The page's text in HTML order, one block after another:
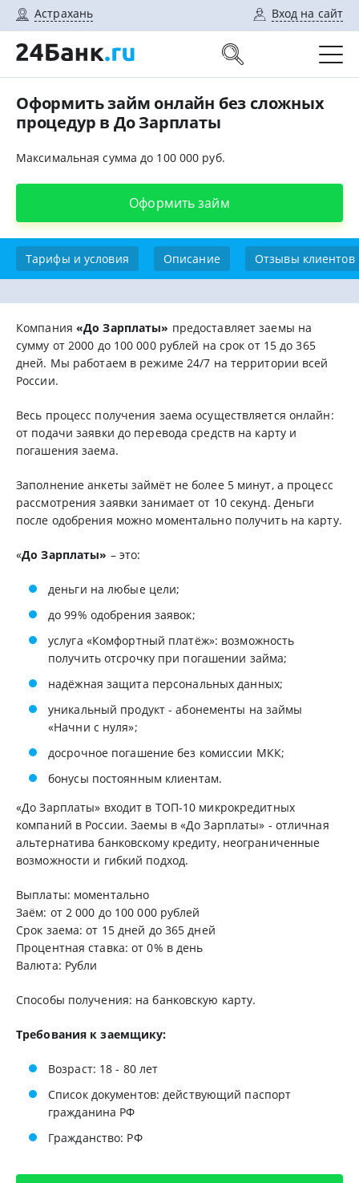
Астрахань Вход на сайт
Оформить займ онлайн без сложных
процедур в До Зарплаты
Максимальная сумма до 100 000 руб.
Оформить займ
Тарифы и условия Описание Отзывы клиентов
Компания «До Зарплаты» предоставляет заемы на
сумму от 2000 до 100 000 рублей на срок от 15 до 365
дней. Мы работаем в режиме 24/7 на территории всей
России.
Весь процесс получения заема осуществляется онлайн:
от подачи заявки до перевода средств на карту и
погашения заема.
Заполнение анкеты займёт не более 5 минут, а процесс
рассмотрения заявки занимает от 10 секунд. Деньги
после одобрения можно моментально получить на карту.
«До Зарплаты» – это:
деньги на любые цели;
до 99% одобрения заявок;
услуга «Комфортный платёж»: возможность
получить отсрочку при погашении займа;
надёжная защита персональных данных;
уникальный продукт - абонементы на займы
«Начни с нуля»;
досрочное погашение без комиссии МКК;
бонусы постоянным клиентам.
«До Зарплаты» входит в ТОП-10 микрокредитных
компаний в России. Заемы в «До Зарплаты» - отличная
альтернатива банковскому кредиту, неограниченные
возможности и гибкий подход.
Выплаты: моментально
Заём: от 2 000 до 100 000 рублей
Срок заема: от 15 дней до 365 дней
Процентная ставка: от 0% в день
Валюта: Рубли
Способы получения: на банковскую карту.
Требования к заемщику:
Возраст: 18 - 80 лет
Список документов: действующий паспорт
гражданина РФ
Гражданство: РФ